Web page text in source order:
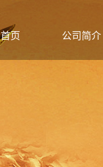
首页 公司简介